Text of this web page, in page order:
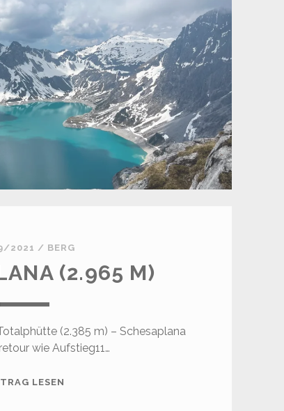
2021 / BERG
(2.965 M)
(2.385 m) – Schesaplana
wie Aufstieg11…
LESEN